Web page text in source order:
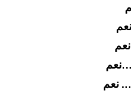
…نعم
نعم